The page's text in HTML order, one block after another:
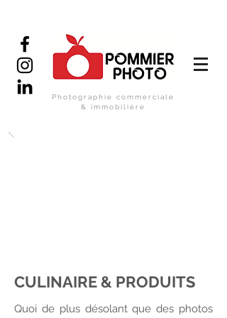
Photographie commerciale
& immobilière
CULINAIRE & PRODUITS
Quoi de plus désolant que des photos